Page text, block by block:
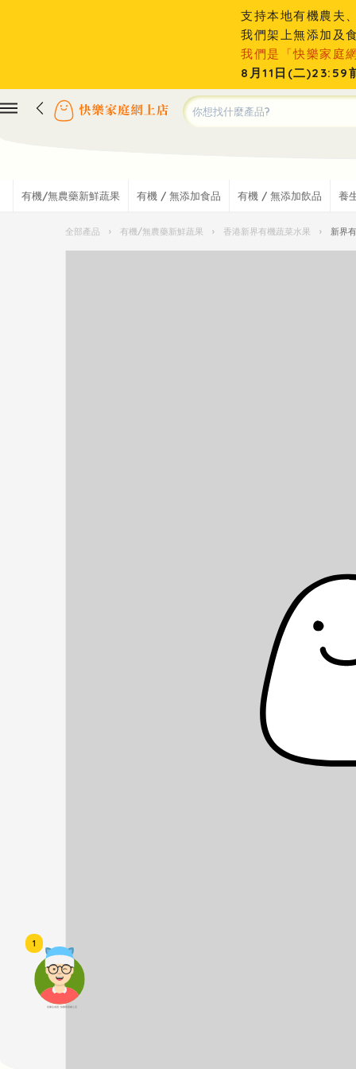
頭像生成器: 快樂家庭網上店
1
支持本地有機農夫
我們架上無添加及
我們是「快樂家庭
8月11日(二)23:59
有機/無農藥新鮮蔬果 有機 / 無添加食品 有機 / 無添加飲品 養
全部產品 › 有機/無農藥新鮮蔬果 › 香港新界有機蔬菜水果 › 新界